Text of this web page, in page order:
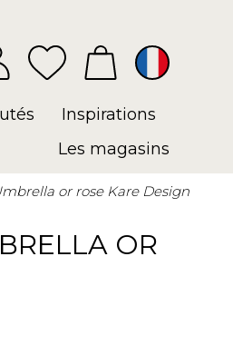
Inspirations
Les magasins
or rose Kare Design
OR